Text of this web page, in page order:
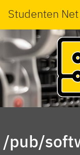
Studenten
/pub/